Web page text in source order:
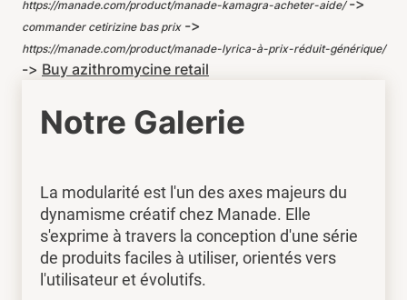
https://manade.com/product/manade-kamagra-acheter-aide/->
commander cetirizine bas prix->
https://manade.com/product/manade-lyrica-à-prix-réduit-générique/
-> Buy azithromycine retail
Notre Galerie
La modularité est l'un des axes majeurs du
dynamisme créatif chez Manade. Elle
s'exprime à travers la conception d'une série
de produits faciles à utiliser, orientés vers
l'utilisateur et évolutifs.